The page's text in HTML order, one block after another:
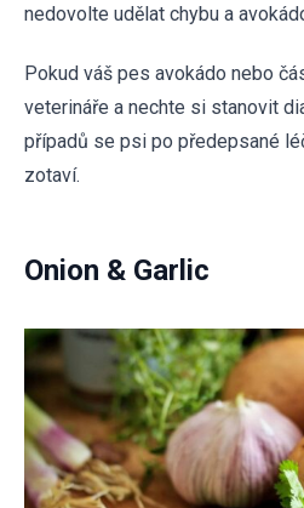
nedovolte udělat chybu a
Pokud váš pes avokádo nebo
veterináře a nechte si stanovit
případů se psi po předepsané
zotaví.
Onion & Garlic